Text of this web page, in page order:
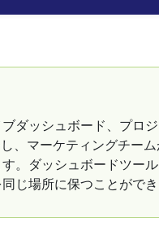
ダッシュボード、プロ
、マーケティングチー
。ダッシュボードツー
じ場所に保つことができ